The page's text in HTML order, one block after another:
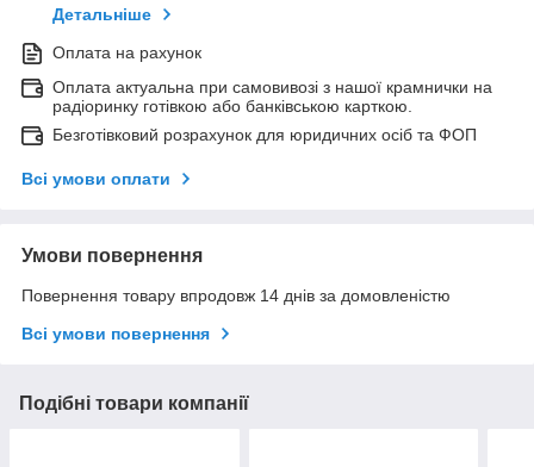
Детальніше
Оплата на рахунок
Оплата актуальна при самовивозі з нашої крамнички на
радіоринку готівкою або банківською карткою.
Безготівковий розрахунок для юридичних осіб та ФОП
Всі умови оплати
Умови повернення
Повернення товару впродовж 14 днів за домовленістю
Всі умови повернення
Подібні товари компанії